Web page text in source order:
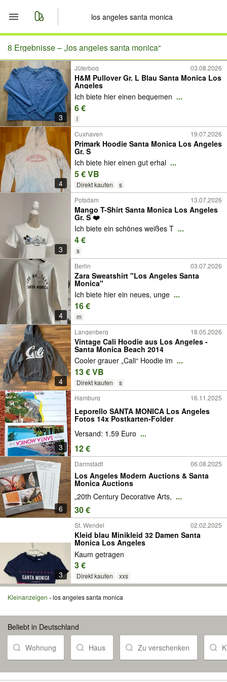
Start
Merkliste
Nachrichten
Anzeige aufgeben
8 Ergebnisse –„los angeles santa monica“
3
Jüterbog 03.08.2026
H&M Pullover Gr. L Blau Santa Monica Los
Angeles
Ich biete hier einen bequemen ...
6 €
l
4
Cuxhaven 19.07.2026
Primark Hoodie Santa Monica Los Angeles
Gr. S
Ich biete hier einen gut erhal ...
5 € VB
Direkt kaufen s
3
Potsdam 13.07.2026
Mango T-Shirt Santa Monica Los Angeles
Gr. S ❤️
Ich biete ein schönes weißes T ...
4 €
s
4
Berlin 03.07.2026
Zara Sweatshirt "Los Angeles Santa
Monica"
Ich biete hier ein neues, unge ...
16 €
m
4
Langenberg 18.05.2026
Vintage Cali Hoodie aus Los Angeles -
Santa Monica Beach 2014
Cooler grauer „Cali“ Hoodie im ...
13 € VB
Direkt kaufen s
3
Hamburg 16.11.2025
Leporello SANTA MONICA Los Angeles
Fotos 14x Postkarten-Folder
Versand: 1.59 Euro ...
12 €
6
Darmstadt 06.08.2025
Los Angeles Modern Auctions & Santa
Monica Auctions
„20th Century Decorative Arts, ...
30 €
3
St. Wendel 02.02.2025
Kleid blau Minikleid 32 Damen Santa
Monica Los Angeles
Kaum getragen
3 €
Direkt kaufen xxs
Kleinanzeigen los angeles santa monica
Beliebt in Deutschland
Wohnung Haus Zu verschenken